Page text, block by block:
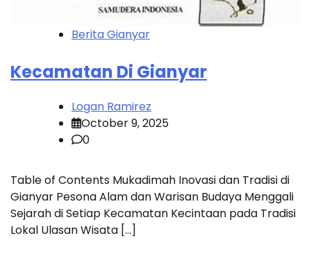
Berita Gianyar
Kecamatan Di Gianyar
Logan Ramirez
October 9, 2025
0
Table of Contents Mukadimah Inovasi dan Tradisi di
Gianyar Pesona Alam dan Warisan Budaya Menggali
Sejarah di Setiap Kecamatan Kecintaan pada Tradisi
Lokal Ulasan Wisata […]